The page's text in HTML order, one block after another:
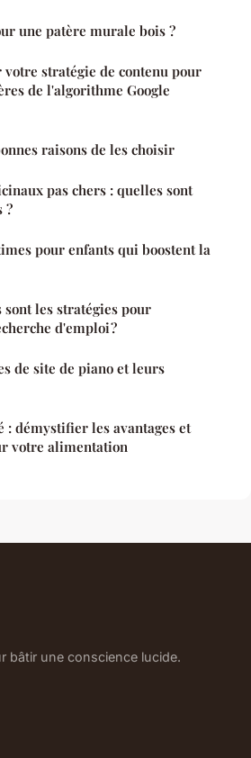
une patère murale bois ?
stratégie de contenu pour
de l'algorithme Google
raisons de les choisir
pas chers : quelles sont
?
pour enfants qui boostent la
les stratégies pour
d'emploi ?
de site de piano et leurs
: démystifier les avantages et
votre alimentation
bâtir une conscience lucide.